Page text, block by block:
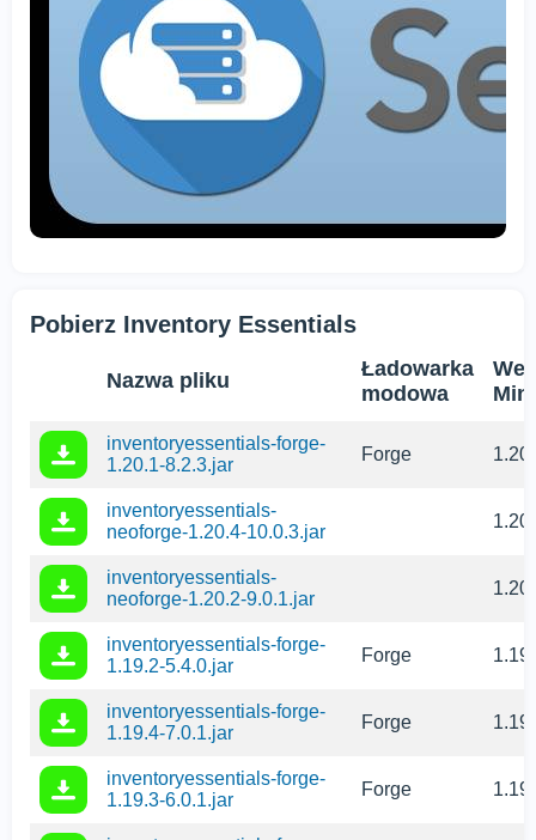
Pobierz Inventory Essentials
Nazwa pliku
Ładowarka
modowa
inventoryessentials-forge-
1.20.1-8.2.3.jar
Forge 1.20
inventoryessentials-
neoforge-1.20.4-10.0.3.jar
inventoryessentials-
neoforge-1.20.2-9.0.1.jar
inventoryessentials-forge-
1.19.2-5.4.0.jar
Forge 1.19
inventoryessentials-forge-
1.19.4-7.0.1.jar
Forge
inventoryessentials-forge-
1.19.3-6.0.1.jar
Forge